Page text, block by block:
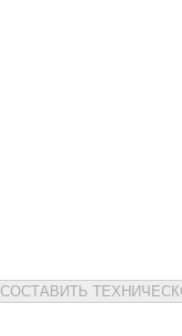
СОСТАВИТЬ